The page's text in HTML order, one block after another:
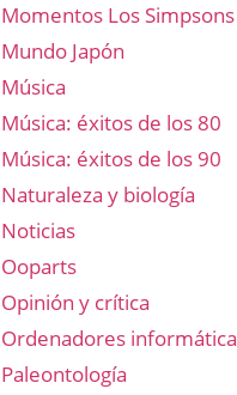
Momentos Los Simpsons
Mundo Japón
Música
Música: éxitos de los 80
Música: éxitos de los 90
Naturaleza y biología
Noticias
Ooparts
Opinión y crítica
Ordenadores informática
Paleontología